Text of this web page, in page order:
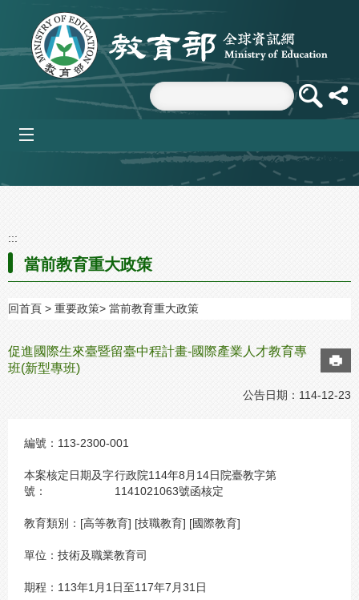
跳到主要內容區塊
:::
當前教育重大政策
回首頁 重要政策 當前教育重大政策
促進國際生來臺暨留臺中程計畫-國際產業人才教育專
班(新型專班)
公告日期： 114-12-23
編號： 113-2300-001
本案核定日期及字
號：
行政院114年8月14日院臺教字第
1141021063號函核定
教育類別： [高等教育] [技職教育] [國際教育]
單位： 技術及職業教育司
期程： 113年1月1日至117年7月31日